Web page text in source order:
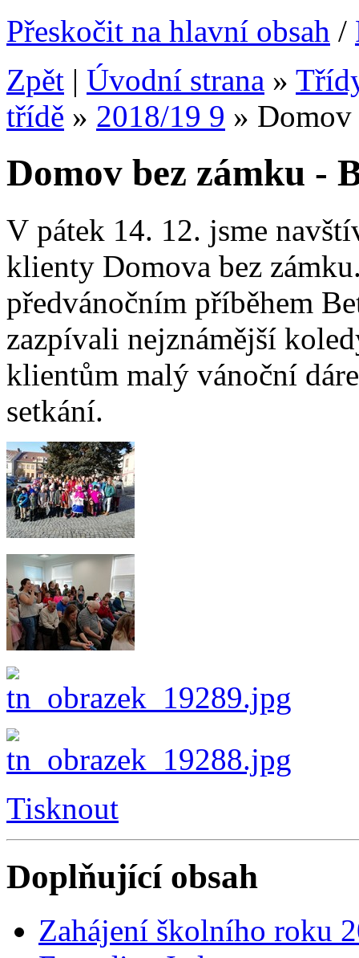
Přeskočit na hlavní obsah /
Zpět | Úvodní strana »
třídě » 2018/19 9 » Domov
Domov bez zámku -
V pátek 14. 12. jsme
klienty Domova bez
předvánočním příběhem
zazpívali nejznámější
klientům malý vánoční
setkání.
Tisknout
Doplňující obsah
Zahájení školního roku